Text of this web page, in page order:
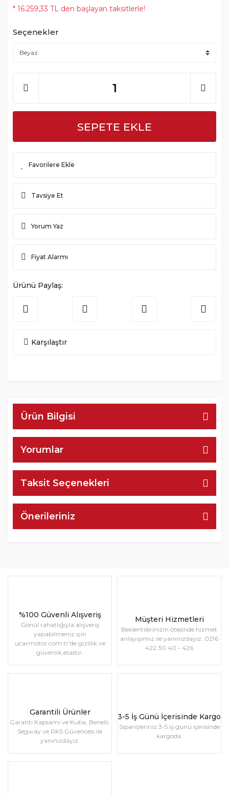
* 16.259,33 TL den başlayan taksitlerle!
Seçenekler
SEPETE EKLE
Tavsiye Et
Yorum Yaz
Fiyat Alarmı
Ürünü Paylaş:
Karşılaştır
Ürün Bilgisi
Yorumlar
Taksit Seçenekleri
Önerileriniz
%100 Güvenli Alışveriş
Gönül rahatlığıyla alışveriş
yapabilmeniz için
ucarmotor.com.tr'de gizlilik ve
güvenlik esastır.
Müşteri Hizmetleri
Beklentilerinizin ötesinde hizmet
anlayışımız ile yanınızdayız. 0216
422 30 40 - 426
Garantili Ürünler
Garanti Kapsamı ve Kuba, Benelli,
Segway ve RKS Güvencesi ile
yanınızdayız.
3-5 İş Günü İçerisinde Kargo
Siparişleriniz 3-5 iş günü içerisinde
kargoda.